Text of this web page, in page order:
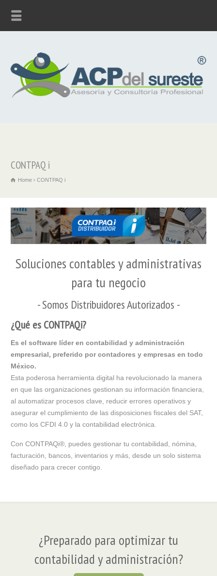
CONTPAQ i
Home CONTPAQ i
Soluciones contables y administrativas
para tu negocio
- Somos Distribuidores Autorizados -
¿Qué es CONTPAQi?
Es el software líder en contabilidad y administración
empresarial, preferido por contadores y empresas en todo
México.
Esta poderosa herramienta digital ha revolucionado la manera
en que las organizaciones gestionan su información financiera,
al automatizar procesos clave, reducir errores operativos y
asegurar el cumplimiento de las disposiciones fiscales del SAT,
como los CFDI 4.0 y la contabilidad electrónica.
Con CONTPAQi®, puedes gestionar tu contabilidad, nómina,
facturación, bancos, inventarios y más, desde un solo sistema
diseñado para crecer contigo.
¿Preparado para optimizar tu
contabilidad y administración?